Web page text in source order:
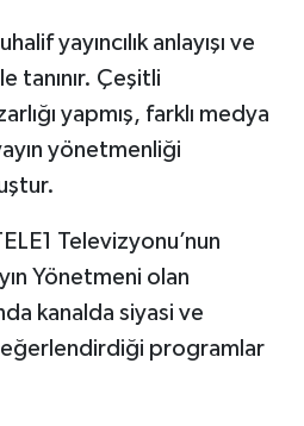
yayıncılık anlayışı ve
tanınır. Çeşitli
yapmış, farklı medya
yönetmenliği
Televizyonu’nun
Yönetmeni olan
kanalda siyasi ve
programlar